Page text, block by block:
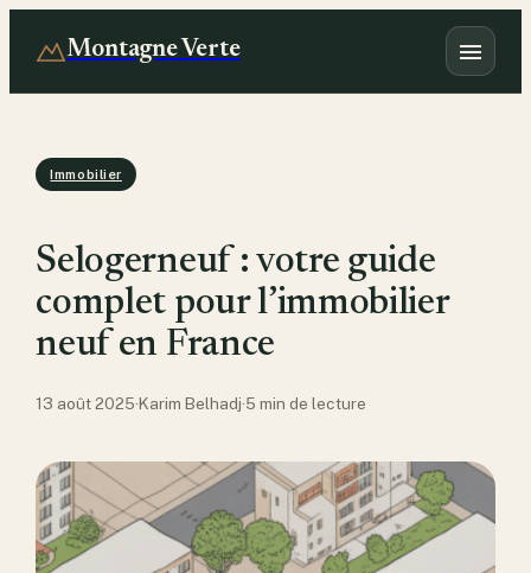
Montagne Verte
Immobilier
Selogerneuf : votre guide
complet pour l’immobilier
neuf en France
13 août 2025·Karim Belhadj·5 min de lecture